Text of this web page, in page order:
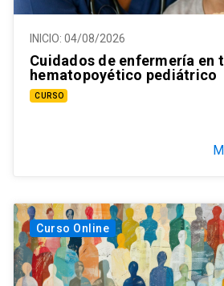
INICIO: 04/08/2026
Cuidados de enfermería en
hematopoyético pediátrico
CURSO
Curso Online